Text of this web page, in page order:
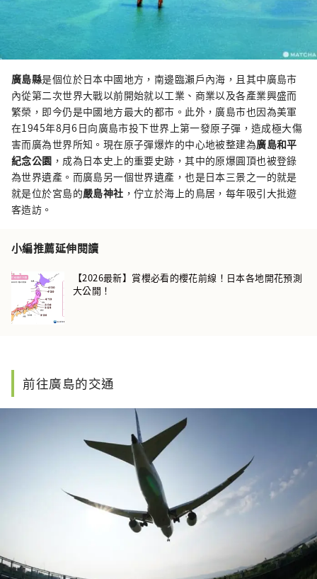
廣島縣是個位於日本中國地方，南邊臨瀨戶內海，且其中廣島市
內從第二次世界大戰以前開始就以工業、商業以及各產業興盛而
繁榮，即今仍是中國地方最大的都市。此外，廣島市也因為美軍
在1945年8月6日向廣島市投下世界上第一發原子彈，造成極大傷
害而廣為世界所知。現在原子彈爆炸的中心地被整建為廣島和平
紀念公園 ，成為日本史上的重要史跡，其中的原爆圓頂也被登錄
為世界遺產。而廣島另一個世界遺產，也是日本三景之一的就是
就是位於宮島的嚴島神社 ，佇立於海上的鳥居，每年吸引大批遊
客造訪。
小編推薦延伸閱讀
【2026最新】賞櫻必看的櫻花前線！日本各地開花預測
大公開！
前往廣島的交通